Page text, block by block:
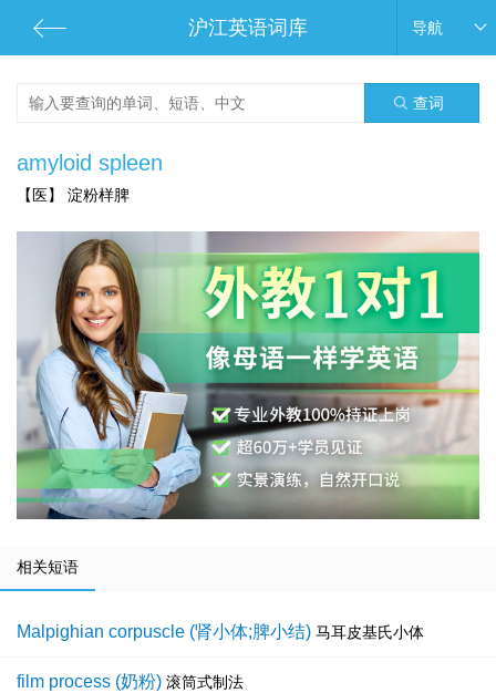
沪江英语词库 导航
查词
amyloid spleen
【医】 淀粉样脾
相关短语
Malpighian corpuscle (肾小体;脾小结) 马耳皮基氏小体
film process (奶粉) 滚筒式制法